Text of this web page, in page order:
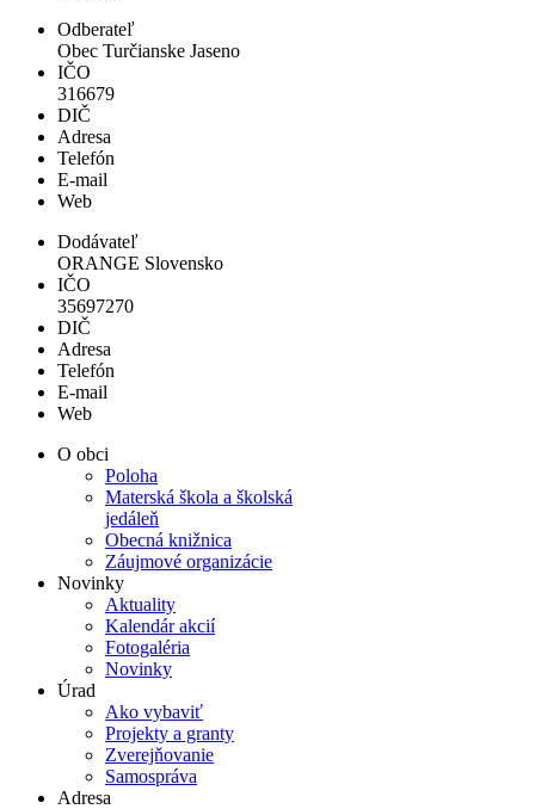
Odberateľ
Obec Turčianske Jaseno
IČO
316679
DIČ
Adresa
Telefón
E-mail
Web
Dodávateľ
ORANGE Slovensko
IČO
35697270
DIČ
Adresa
Telefón
E-mail
Web
O obci
Poloha
Materská škola a školská
jedáleň
Obecná knižnica
Záujmové organizácie
Novinky
Aktuality
Kalendár akcií
Fotogaléria
Novinky
Úrad
Ako vybaviť
Projekty a granty
Zverejňovanie
Samospráva
Adresa